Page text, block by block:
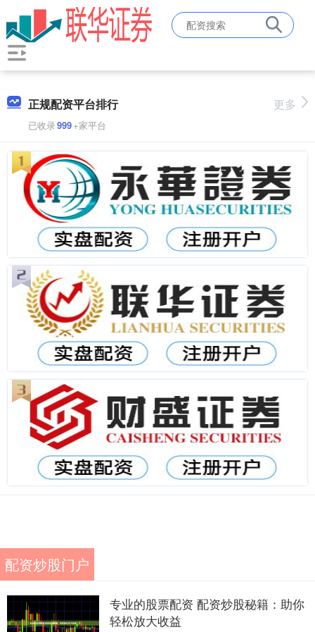
正规配资平台排行
已收录999+家平台
更多
配资炒股门户
专业的股票配资 配资炒股秘籍：助你
轻松放大收益